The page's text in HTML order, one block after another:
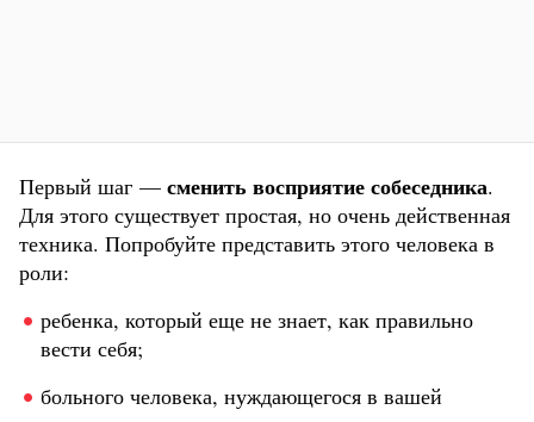
Первый шаг — сменить восприятие собеседника.
Для этого существует простая, но очень действенная
техника. Попробуйте представить этого человека в
роли:
ребенка, который еще не знает, как правильно
вести себя;
больного человека, нуждающегося в вашей